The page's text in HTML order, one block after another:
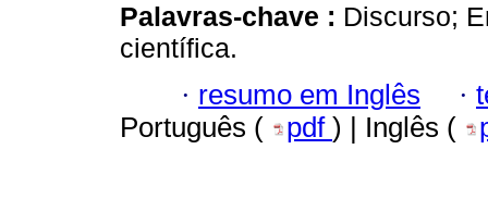
Palavras-chave : Discurso;
científica.
· resumo em Inglês ·
Português (
pdf ) | Inglês (